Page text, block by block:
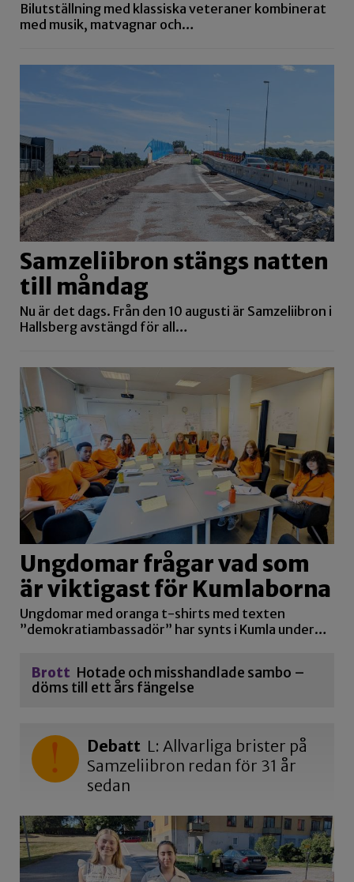
Bilutställning med klassiska veteraner kombinerat
med musik, matvagnar och…
Samzeliibron stängs natten
till måndag
Nu är det dags. Från den 10 augusti är Samzeliibron i
Hallsberg avstängd för all…
Ungdomar frågar vad som
är viktigast för Kumlaborna
Ungdomar med oranga t-shirts med texten
”demokratiambassadör” har synts i Kumla under…
Brott Hotade och misshandlade sambo –
döms till ett års fängelse
Debatt L: Allvarliga brister på
Samzeliibron redan för 31 år
sedan